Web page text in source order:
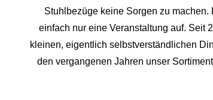
Stuhlbezüge keine Sorgen zu
einfach nur eine Veranstaltung auf. Seit
kleinen, eigentlich selbstverständlichen
den vergangenen Jahren unser